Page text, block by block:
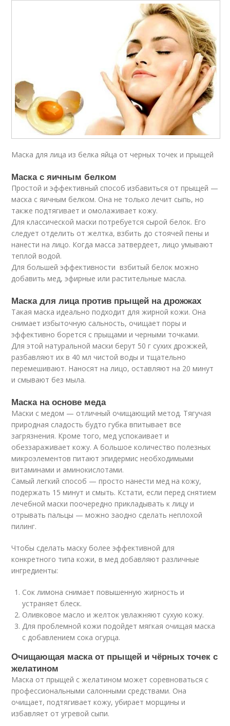
Маска для лица из белка яйца от черных точек и прыщей
Маска с яичным белком
Простой и эффективный способ избавиться от прыщей —
маска с яичным белком. Она не только лечит сыпь, но
также подтягивает и омолаживает кожу.
Для классической маски потребуется сырой белок. Его
следует отделить от желтка, взбить до стоячей пены и
нанести на лицо. Когда масса затвердеет, лицо умывают
теплой водой.
Для большей эффективности взбитый белок можно
добавить мед, эфирные или растительные масла.
Маска для лица против прыщей на дрожжах
Такая маска идеально подходит для жирной кожи. Она
снимает избыточную сальность, очищает поры и
эффективно борется с прыщами и черными точками.
Для этой натуральной маски берут 50 г сухих дрожжей,
разбавляют их в 40 мл чистой воды и тщательно
перемешивают. Наносят на лицо, оставляют на 20 минут
и смывают без мыла.
Маска на основе меда
Маски с медом — отличный очищающий метод. Тягучая
природная сладость будто губка впитывает все
загрязнения. Кроме того, мед успокаивает и
обеззараживает кожу. А большое количество полезных
микроэлементов питают эпидермис необходимыми
витаминами и аминокислотами.
Самый легкий способ — просто нанести мед на кожу,
подержать 15 минут и смыть. Кстати, если перед снятием
лечебной маски поочередно прикладывать к лицу и
отрывать пальцы — можно заодно сделать неплохой
пилинг.
Чтобы сделать маску более эффективной для
конкретного типа кожи, в мед добавляют различные
ингредиенты:
Сок лимона снимает повышенную жирность и
устраняет блеск.
Оливковое масло и желток увлажняют сухую кожу.
Для проблемной кожи подойдет мягкая очищая маска
с добавлением сока огурца.
Очищающая маска от прыщей и чёрных точек с
желатином
Маска от прыщей с желатином может соревноваться с
профессиональными салонными средствами. Она
очищает, подтягивает кожу, убирает морщины и
избавляет от угревой сыпи.